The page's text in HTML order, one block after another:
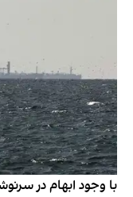
با وجود ابهام در